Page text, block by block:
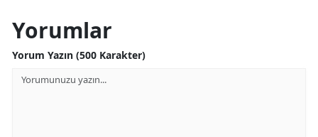
Yorumlar
Yorum Yazın (500 Karakter)